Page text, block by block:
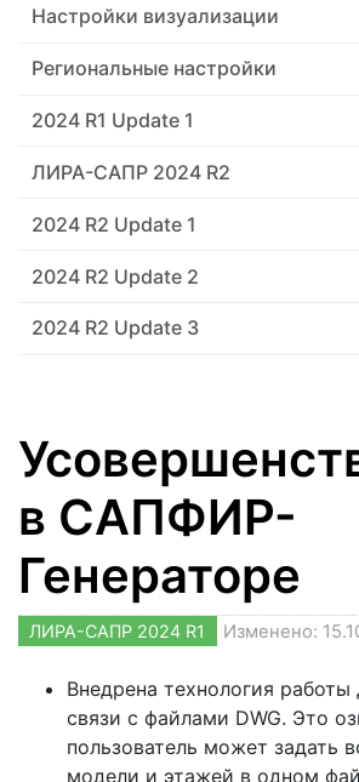
Настройки визуализации
Региональные настройки
2024 R1 Update 1
ЛИРА-САПР 2024 R2
2024 R2 Update 1
2024 R2 Update 2
2024 R2 Update 3
в САПФИР-
Генераторе
ЛИРА-САПР 2024 R1 Изменено:
Внедрена технология
связи с файлами DWG. Это
пользователь может задать
модели и этажей в одном